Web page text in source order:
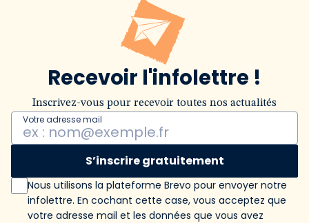
Recevoir l'infolettre !
Inscrivez-vous pour recevoir toutes nos actualités
Votre adresse mail
S’inscrire gratuitement
Nous utilisons la plateforme Brevo pour envoyer notre
infolettre. En cochant cette case, vous acceptez que
votre adresse mail et les données que vous avez